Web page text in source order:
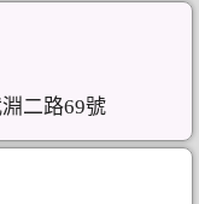
二路69號